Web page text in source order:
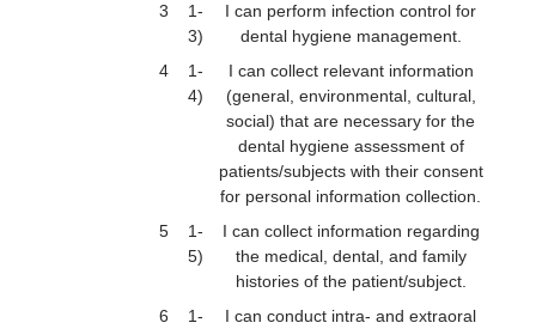
3
1-
3)
I can perform infection control for
dental hygiene management.
4
1-
4)
I can collect relevant information
(general, environmental, cultural,
social) that are necessary for the
dental hygiene assessment of
patients/subjects with their consent
for personal information collection.
5
1-
5)
I can collect information regarding
the medical, dental, and family
histories of the patient/subject.
6
1-
I can conduct intra- and extraoral